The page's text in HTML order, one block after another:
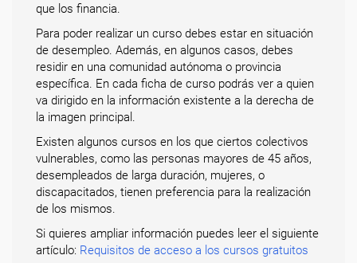
que los financia.
Para poder realizar un curso debes estar en situación
de desempleo. Además, en algunos casos, debes
residir en una comunidad autónoma o provincia
específica. En cada ficha de curso podrás ver a quien
va dirigido en la información existente a la derecha de
la imagen principal.
Existen algunos cursos en los que ciertos colectivos
vulnerables, como las personas mayores de 45 años,
desempleados de larga duración, mujeres, o
discapacitados, tienen preferencia para la realización
de los mismos.
Si quieres ampliar información puedes leer el siguiente
artículo: Requisitos de acceso a los cursos gratuitos